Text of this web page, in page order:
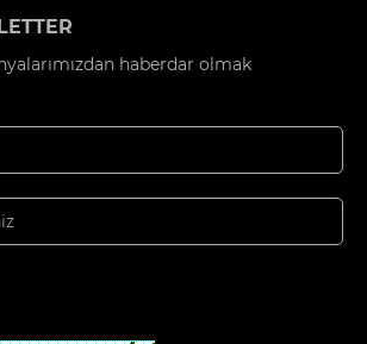
haberdar olmak